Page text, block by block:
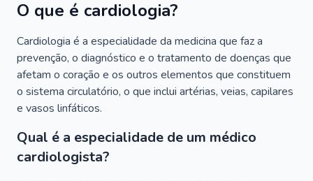
O que é cardiologia?
Cardiologia é a especialidade da medicina que faz a
prevenção, o diagnóstico e o tratamento de doenças que
afetam o coração e os outros elementos que constituem
o sistema circulatório, o que inclui artérias, veias, capilares
e vasos linfáticos.
Qual é a especialidade de um médico
cardiologista?